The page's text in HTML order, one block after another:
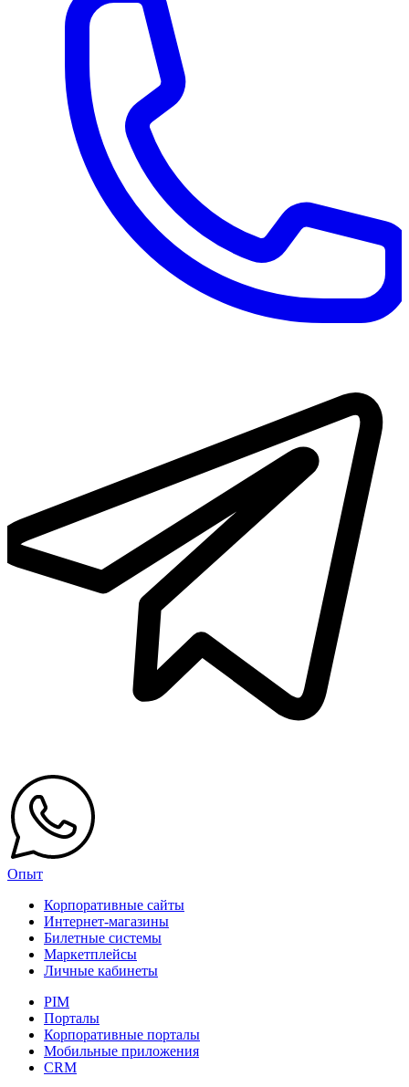
Опыт
Корпоративные сайты
Интернет-магазины
Билетные системы
Маркетплейсы
Личные кабинеты
PIM
Порталы
Корпоративные порталы
Мобильные приложения
CRM